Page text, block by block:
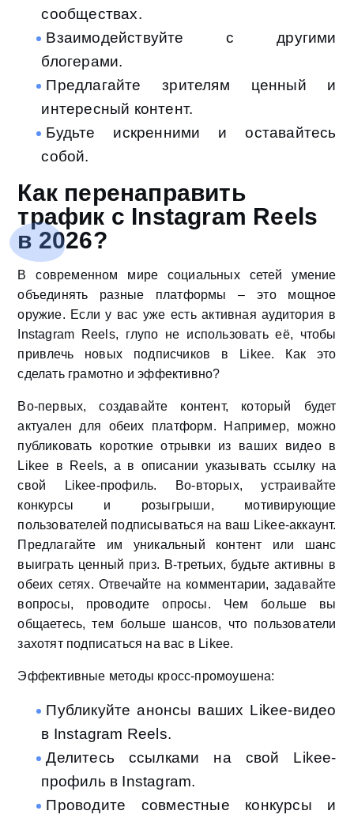
сообществах.
Взаимодействуйте с другими
блогерами.
Предлагайте зрителям ценный и
интересный контент.
Будьте искренними и оставайтесь
собой.
Как перенаправить
трафик с Instagram Reels
в 2026?
В современном мире социальных сетей умение
объединять разные платформы – это мощное
оружие. Если у вас уже есть активная аудитория в
Instagram Reels, глупо не использовать её, чтобы
привлечь новых подписчиков в Likee. Как это
сделать грамотно и эффективно?
Во-первых, создавайте контент, который будет
актуален для обеих платформ. Например, можно
публиковать короткие отрывки из ваших видео в
Likee в Reels, а в описании указывать ссылку на
свой Likee-профиль. Во-вторых, устраивайте
конкурсы и розыгрыши, мотивирующие
пользователей подписываться на ваш Likee-аккаунт.
Предлагайте им уникальный контент или шанс
выиграть ценный приз. В-третьих, будьте активны в
обеих сетях. Отвечайте на комментарии, задавайте
вопросы, проводите опросы. Чем больше вы
общаетесь, тем больше шансов, что пользователи
захотят подписаться на вас в Likee.
Эффективные методы кросс-промоушена:
Публикуйте анонсы ваших Likee-видео
в Instagram Reels.
Делитесь ссылками на свой Likee-
профиль в Instagram.
Проводите совместные конкурсы и